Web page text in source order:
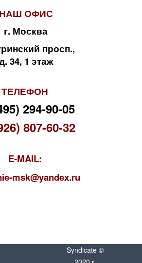
НАШ ОФИС
г. Москва
просп.,
34, 1 этаж
ТЕЛЕФОН
294-90-05
807-60-32
E-MAIL:
msk@yandex.ru
Syndicate ©